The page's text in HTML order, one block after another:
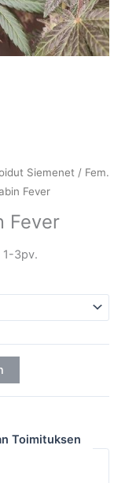
Siemenet / Fem.
Fever
Fever
1-3pv.
Toimituksen